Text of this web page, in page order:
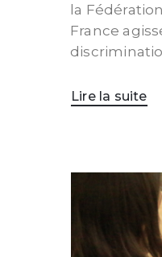
la
France
Lire la suite